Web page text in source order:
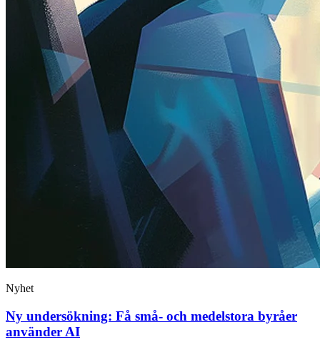
Nyhet
Ny undersökning: Få små- och medelstora byråer
använder AI